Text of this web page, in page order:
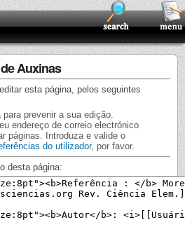
Auxinas
esta página, pelos seguintes
prevenir a sua edição.
endereço de correio electrónico
páginas. Introduza e valide o
do utilizador, por favor.
desta página: